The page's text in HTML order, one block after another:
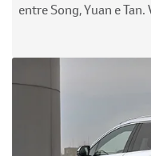
entre Song, Yuan e